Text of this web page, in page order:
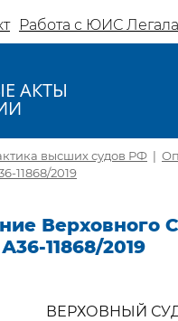
Работа с ЮИС
АКТЫ
высших судов РФ |
11868/2019
Верховного
11868/2019
ВЕРХОВНЫЙ